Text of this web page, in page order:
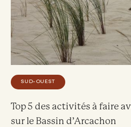
SUD-OUEST
Top 5 des activités à faire
sur le Bassin d’Arcachon